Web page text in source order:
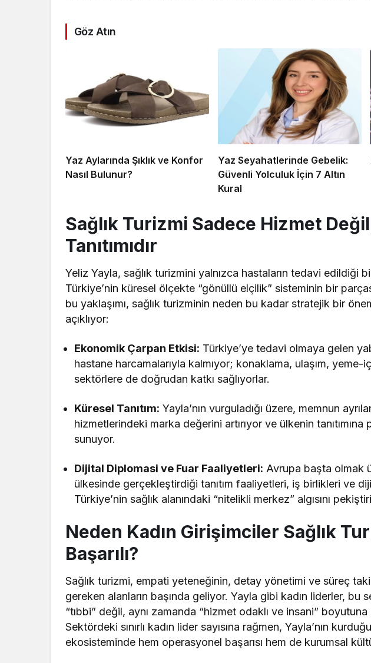
Göz Atın
Yaz Aylarında Şıklık ve Konfor
Nasıl Bulunur?
Yaz Seyahatlerinde Gebelik:
Güvenli Yolculuk İçin 7 Altın
Kural
Sağlık Turizmi Sadece Hizmet
Tanıtımıdır
Yeliz Yayla, sağlık turizmini yalnızca hastaların tedavi edildiği
Türkiye’nin küresel ölçekte “gönüllü elçilik” sisteminin bir
bu yaklaşımı, sağlık turizminin neden bu kadar stratejik bir
açıklıyor:
Ekonomik Çarpan Etkisi: Türkiye’ye tedavi olmaya gelen
hastane harcamalarıyla kalmıyor; konaklama, ulaşım, yeme-
sektörlere de doğrudan katkı sağlıyorlar.
Küresel Tanıtım: Yayla’nın vurguladığı üzere, memnun
hizmetlerindeki marka değerini artırıyor ve ülkenin
sunuyor.
Dijital Diplomasi ve Fuar Faaliyetleri: Avrupa başta olmak
ülkesinde gerçekleştirdiği tanıtım faaliyetleri, iş birlikleri ve
Türkiye’nin sağlık alanındaki “nitelikli merkez” algısını
Neden Kadın Girişimciler Sağlık
Başarılı?
Sağlık turizmi, empati yeteneğinin, detay yönetimi ve süreç
gereken alanların başında geliyor. Yayla gibi kadın liderler, bu
“tıbbi” değil, aynı zamanda “hizmet odaklı ve insani”
Sektördeki sınırlı kadın lider sayısına rağmen, Yayla’nın
ekosisteminde hem operasyonel başarısı hem de kurumsal